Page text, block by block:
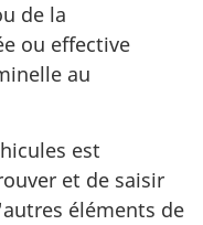
de la
ou effective
au
est
et de saisir
éléments de